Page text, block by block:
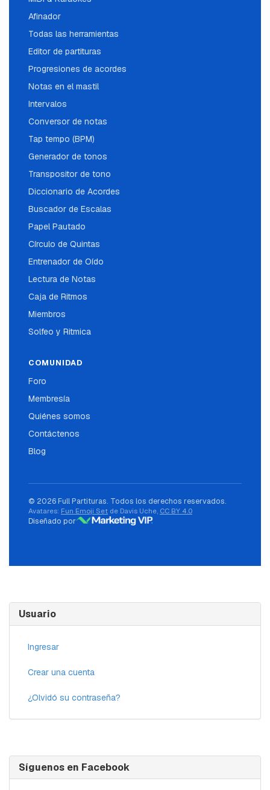
Afinador
Todas las herramientas
Editor de partituras
Progresiones de acordes
Notas en el mastil
Intervalos
Conversor de notas
Tap tempo (BPM)
Generador de tonos
Transpositor de tono
Diccionario de Acordes
Buscador de Escalas
Papel Pautado
Círculo de Quintas
Entrenador de Oído
Lectura de Notas
Caja de Ritmos
Miembros
Solfeo y Ritmica
COMUNIDAD
Foro
Membresía
Quiénes somos
Contáctenos
Blog
© 2026 Full Partituras. Todos los derechos reservados.
Avatares: Fun Emoji Set de Davis Uche, CC BY 4.0
Diseñado por
Usuario
Ingresar
Crear una cuenta
¿Olvidó su contraseña?
Síguenos en Facebook